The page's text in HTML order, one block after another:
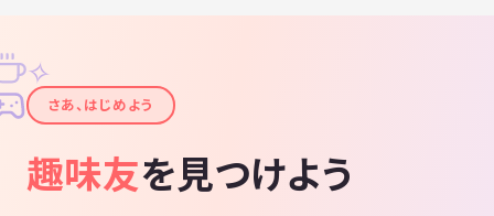
✦
✧
さあ、はじめよう
趣味友を見つけよう